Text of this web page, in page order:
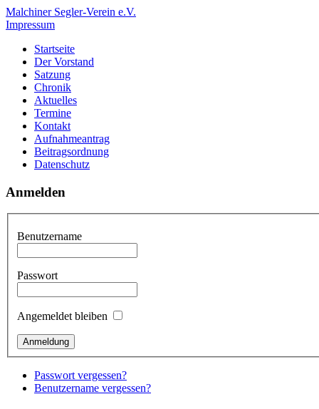
Malchiner Segler-Verein e.V.
Impressum
Startseite
Der Vorstand
Satzung
Chronik
Aktuelles
Termine
Kontakt
Aufnahmeantrag
Beitragsordnung
Datenschutz
Anmelden
Benutzername
Passwort
Angemeldet bleiben
Passwort vergessen?
Benutzername vergessen?